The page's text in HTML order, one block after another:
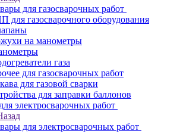
для газосварочных работ
для газосварочного оборудования
на манометры
газа
для газосварочных работ
для газовой сварки
для заправки баллонов
электросварочных работ
для электросварочных работ